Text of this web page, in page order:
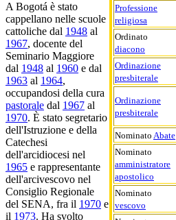
Professione
religiosa
Ordinato
diacono
Ordinazione
presbiterale
Ordinazione
presbiterale
Nominato Abate
Nominato
amministratore
apostolico
Nominato
vescovo
A Bogotá è stato
cappellano nelle scuole
cattoliche dal 1948 al
1967, docente del
Seminario Maggiore
dal 1948 al 1960 e dal
1963 al 1964,
occupandosi della cura
pastorale dal 1967 al
1970. È stato segretario
dell'Istruzione e della
Catechesi
dell'arcidiocesi nel
1965 e rappresentante
dell'arcivescovo nel
Consiglio Regionale
del SENA, fra il 1970 e
il 1973. Ha svolto